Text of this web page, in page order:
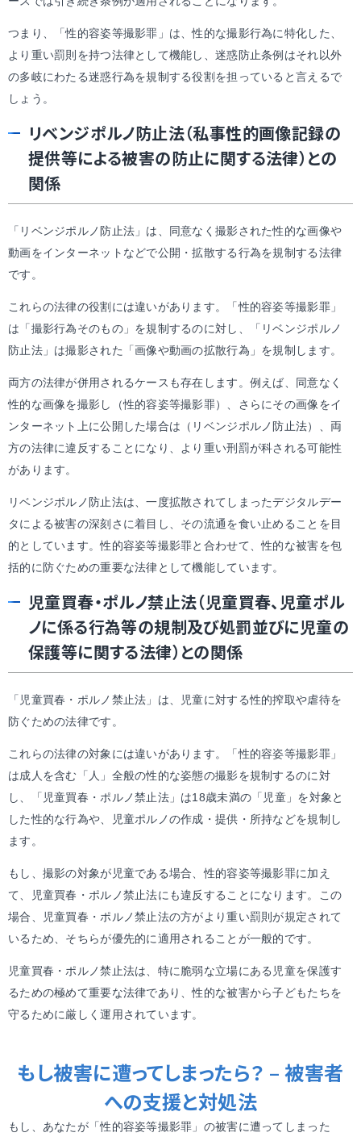
つまり、「性的容姿等撮影罪」は、性的な撮影行為に特化した、
より重い罰則を持つ法律として機能し、迷惑防止条例はそれ以外
の多岐にわたる迷惑行為を規制する役割を担っていると言えるで
しょう。
リベンジポルノ防止法（私事性的画像記録の
提供等による被害の防止に関する法律）との
関係
「リベンジポルノ防止法」は、同意なく撮影された性的な画像や
動画をインターネットなどで公開・拡散する行為を規制する法律
です。
これらの法律の役割には違いがあります。「性的容姿等撮影罪」
は「撮影行為そのもの」を規制するのに対し、「リベンジポルノ
防止法」は撮影された「画像や動画の拡散行為」を規制します。
両方の法律が併用されるケースも存在します。例えば、同意なく
性的な画像を撮影し（性的容姿等撮影罪）、さらにその画像をイ
ンターネット上に公開した場合は（リベンジポルノ防止法）、両
方の法律に違反することになり、より重い刑罰が科される可能性
があります。
リベンジポルノ防止法は、一度拡散されてしまったデジタルデー
タによる被害の深刻さに着目し、その流通を食い止めることを目
的としています。性的容姿等撮影罪と合わせて、性的な被害を包
括的に防ぐための重要な法律として機能しています。
児童買春・ポルノ禁止法（児童買春、児童ポル
ノに係る行為等の規制及び処罰並びに児童の
保護等に関する法律）との関係
「児童買春・ポルノ禁止法」は、児童に対する性的搾取や虐待を
防ぐための法律です。
これらの法律の対象には違いがあります。「性的容姿等撮影罪」
は成人を含む「人」全般の性的な姿態の撮影を規制するのに対
し、「児童買春・ポルノ禁止法」は18歳未満の「児童」を対象と
した性的な行為や、児童ポルノの作成・提供・所持などを規制し
ます。
もし、撮影の対象が児童である場合、性的容姿等撮影罪に加え
て、児童買春・ポルノ禁止法にも違反することになります。この
場合、児童買春・ポルノ禁止法の方がより重い罰則が規定されて
いるため、そちらが優先的に適用されることが一般的です。
児童買春・ポルノ禁止法は、特に脆弱な立場にある児童を保護す
るための極めて重要な法律であり、性的な被害から子どもたちを
守るために厳しく運用されています。
もし被害に遭ってしまったら？ –被害者
への支援と対処法
もし、あなたが「性的容姿等撮影罪」の被害に遭ってしまった